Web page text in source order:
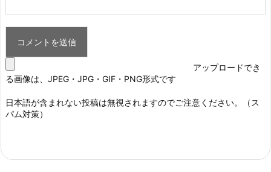
アップロードでき
る画像は、JPEG・JPG・GIF・PNG形式です
日本語が含まれない投稿は無視されますのでご注意ください。（ス
パム対策）